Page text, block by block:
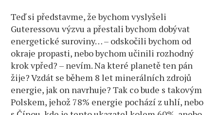
Teď si představme, že bychom vyslyšeli
Guteressovu výzvu a přestali bychom dobývat
energetické suroviny… – odskočili bychom od
okraje propasti, nebo bychom učinili rozhodný
krok vpřed? – nevím. Na které planetě ten pán
žije? Vzdát se během 8 let minerálních zdrojů
energie, jak on navrhuje? Tak co bude s takovým
Polskem, jehož 78% energie pochází z uhlí, nebo